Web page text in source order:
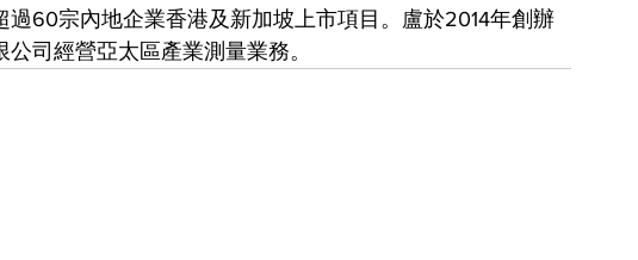
60宗內地企業香港及新加坡上市項目。盧於2014年創辦
司經營亞太區產業測量業務。